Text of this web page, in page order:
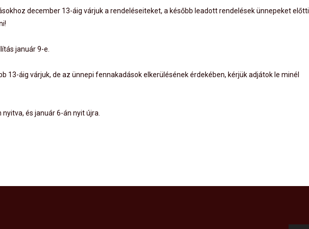
december 13-áig várjuk a rendeléseiteket, a később leadott rendelések ünnepeket előtti
január 9-e.
13-áig várjuk, de az ünnepi fennakadások elkerülésének érdekében, kérjük adjátok le minél
és január 6-án nyit újra.